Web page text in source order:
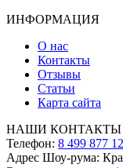
ИНФОРМАЦИЯ
О нас
Контакты
Отзывы
Статьи
Карта сайта
НАШИ КОНТАКТЫ
Телефон: 8 499 877
Адрес Шоу-рума: